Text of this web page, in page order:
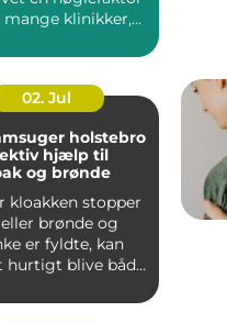
mange klinikker,
02. Jul
holstebro
hjælp til
og brønde
kloakken stopper
brønde og
er fyldte, kan
hurtigt blive både